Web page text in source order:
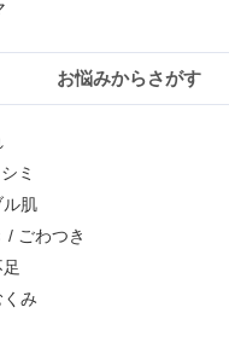
お悩みからさがす
ミ
ル肌
/ ごわつき
み